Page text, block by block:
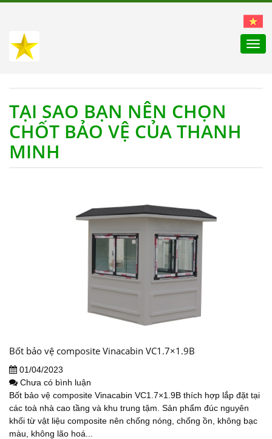
TẠI SAO BẠN NÊN CHỌN
CHỐT BẢO VỆ CỦA THANH
MINH
Bốt bảo vệ composite Vinacabin VC1.7×1.9B
01/04/2023
Chưa có bình luận
Bốt bảo vệ composite Vinacabin VC1.7×1.9B thích hợp lắp đặt tại
các toà nhà cao tầng và khu trung tậm. Sản phẩm đúc nguyên
khối từ vật liệu composite nên chống nóng, chống ồn, không bạc
màu, không lão hoá...